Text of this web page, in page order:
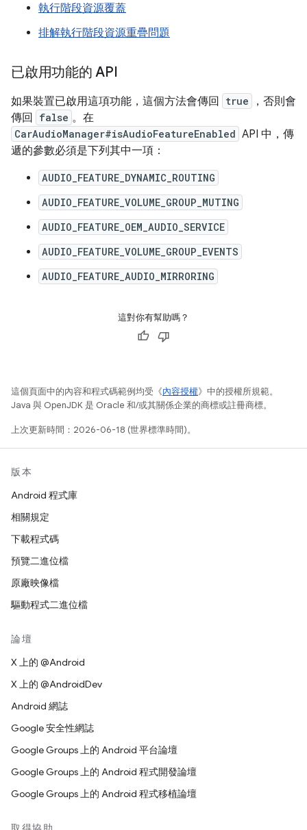
執行階段資源覆蓋
排解執行階段資源重疊問題
已啟用功能的 API
如果裝置已啟用這項功能，這個方法會傳回 true
，否則會
傳回
false 。在
CarAudioManager#isAudioFeatureEnabled API 中，傳
遞的參數必須是下列其中一項：
AUDIO_FEATURE_DYNAMIC_ROUTING
AUDIO_FEATURE_VOLUME_GROUP_MUTING
AUDIO_FEATURE_OEM_AUDIO_SERVICE
AUDIO_FEATURE_VOLUME_GROUP_EVENTS
AUDIO_FEATURE_AUDIO_MIRRORING
這對你有幫助嗎？
這個頁面中的內容和程式碼範例均受《內容授權》中的授權所規範。
Java 與 OpenJDK 是 Oracle 和/或其關係企業的商標或註冊商標。
上次更新時間：2026-06-18 (世界標準時間)。
版本
Android 程式庫
相關規定
下載程式碼
預覽二進位檔
原廠映像檔
驅動程式二進位檔
論壇
X 上的 @Android
X 上的 @AndroidDev
Android 網誌
Google 安全性網誌
Google Groups 上的 Android 平台論壇
Google Groups 上的 Android 程式開發論壇
Google Groups 上的 Android 程式移植論壇